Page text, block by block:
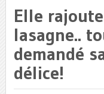
Elle
lasagne..
demandé
délice!